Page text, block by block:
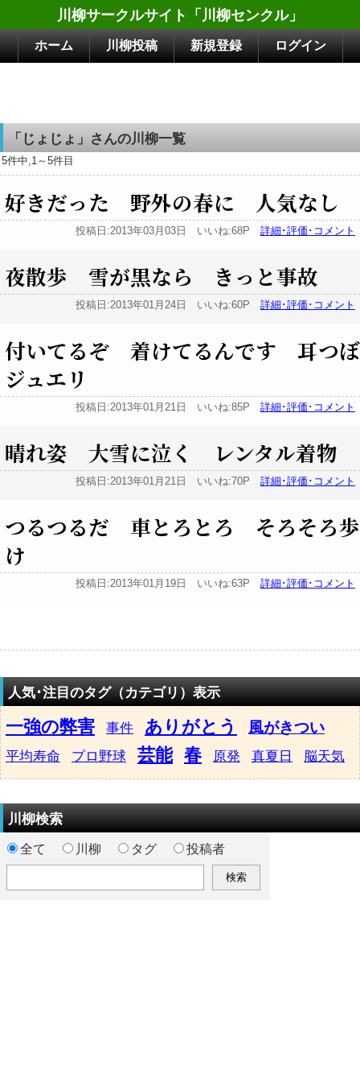
川柳サークルサイト「川柳センクル」
ホーム 川柳投稿 新規登録 ログイン
「じょじょ」さんの川柳一覧
5件中,1～5件目
好きだった 野外の春に 人気なし
投稿日:2013年03月03日 いいね:68P 詳細･評価･コメント
夜散歩 雪が黒なら きっと事故
投稿日:2013年01月24日 いいね:60P 詳細･評価･コメント
付いてるぞ 着けてるんです 耳つぼ
ジュエリ
投稿日:2013年01月21日 いいね:85P 詳細･評価･コメント
晴れ姿 大雪に泣く レンタル着物
投稿日:2013年01月21日 いいね:70P 詳細･評価･コメント
つるつるだ 車とろとろ そろそろ歩
け
投稿日:2013年01月19日 いいね:63P 詳細･評価･コメント
人気･注目のタグ（カテゴリ）表示
一強の弊害 事件 ありがとう 風がきつい
平均寿命 プロ野球 芸能 春 原発 真夏日 脳天気
川柳検索
全て 川柳 タグ 投稿者